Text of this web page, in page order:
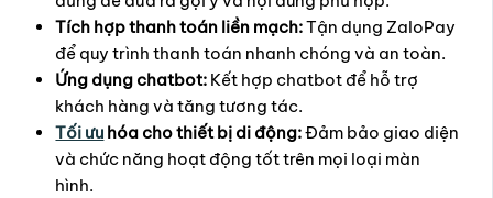
Tích hợp thanh toán liền mạch:Tận dụng ZaloPay
để quy trình thanh toán nhanh chóng và an toàn.
Ứng dụng chatbot: Kết hợp chatbot để hỗ trợ
khách hàng và tăng tương tác.
Tối ưu hóa cho thiết bị di động:Đảm bảo giao diện
và chức năng hoạt động tốt trên mọi loại màn
hình.